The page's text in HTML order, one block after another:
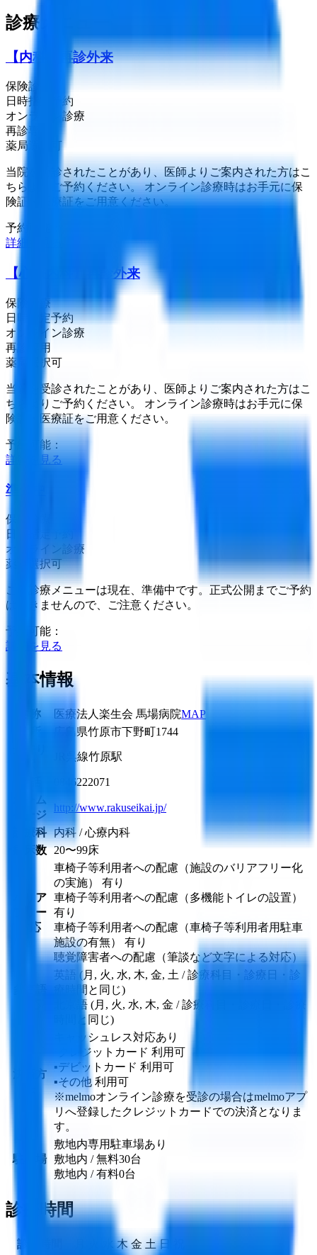
診療メニュー
【内科】再診外来
保険診療
日時指定予約
オンライン診療
再診専用
薬局選択可
当院を受診されたことがあり、医師よりご案内された方はこ
ちらよりご予約ください。 オンライン診療時はお手元に保
険証・医療証をご用意ください。
予約可能：
詳細を見る
【心療内科】再診外来
保険診療
日時指定予約
オンライン診療
再診専用
薬局選択可
当院を受診されたことがあり、医師よりご案内された方はこ
ちらよりご予約ください。 オンライン診療時はお手元に保
険証・医療証をご用意ください。
予約可能：
詳細を見る
準備中
保険診療
日時指定予約
オンライン診療
薬局選択可
この診療メニューは現在、準備中です。正式公開までご予約
はできませんので、ご注意ください。
予約可能：
詳細を見る
基本情報
名称 医療法人楽生会 馬場病院MAP
広島県竹原市下野町1744
JR呉線竹原駅
0846222071
ホーム
ページ
http://www.rakuseikai.jp/
診療科
内科 / 心療内科
病床数
20〜99床
バリア
フリー
対応
車椅子等利用者への配慮（施設のバリアフリー化
の実施） 有り
車椅子等利用者への配慮（多機能トイレの設置）
有り
車椅子等利用者への配慮（車椅子等利用者用駐車
施設の有無） 有り
聴覚障害者への配慮（筆談など文字による対応）
英語 (月, 火, 水, 木, 金, 土 / 診療科目・診療日・診
療時間と同じ)
北京語 (月, 火, 水, 木, 金 / 診療科目・診療日・診療
時間と同じ)
決済方
キャッシュレス対応あり
▪︎クレジットカード 利用可
▪︎デビットカード 利用可
▪︎その他 利用可
※melmoオンライン診療を受診の場合はmelmoアプ
リへ登録したクレジットカードでの決済となりま
す。
駐車場
敷地内専用駐車場あり
敷地内 / 無料30台
敷地内 / 有料0台
診療時間
診療時間 木 金 土 日